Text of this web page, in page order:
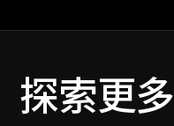
探索更多